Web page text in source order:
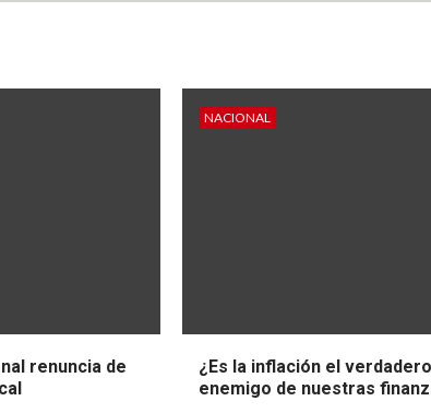
renuncia de
NACIONAL
¿Es la inflación el verdadero
enemigo de nuestras